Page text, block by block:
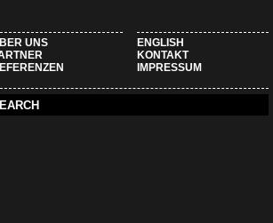
UNS
ENGLISH
KONTAKT
IMPRESSUM